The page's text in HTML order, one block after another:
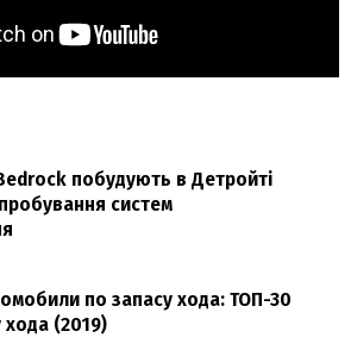
побудують в Детройті
систем
по запасу хода: ТОП-30
хода (2019)